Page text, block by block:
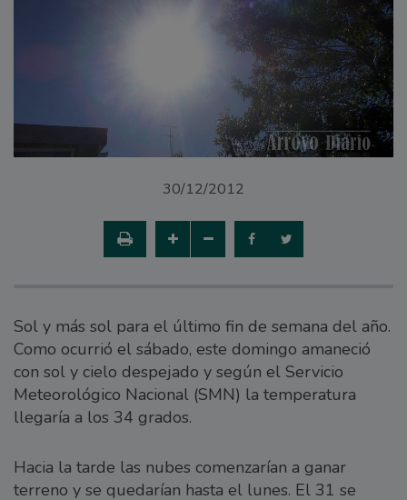
30/12/2012
Sol y más sol para el último fin de semana del año.
Como ocurrió el sábado, este domingo amaneció
con sol y cielo despejado y según el Servicio
Meteorológico Nacional (SMN) la temperatura
llegaría a los 34 grados.
Hacia la tarde las nubes comenzarían a ganar
terreno y se quedarían hasta el lunes. El 31 se